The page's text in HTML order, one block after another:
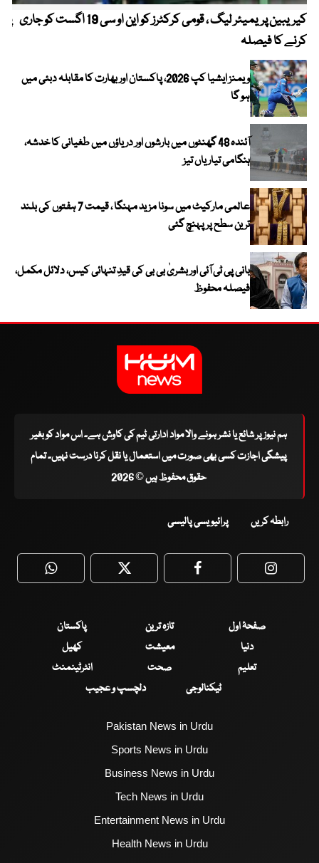
کیریبین پریمیئر لیگ ، قومی کرکٹرز کو این او سی 19 اگست کو جاری
کرنے کا فیصلہ
ویمنز ایشیا کپ 2026، پاکستان اور بھارت کا مقابلہ دبئی میں
ہو گا
آئندہ 48 گھنٹوں میں بارشوں اور دریاؤں میں طغیانی کا خدشہ،
ہنگامی تیاریاں تیز
عالمی مارکیٹ میں سونا مزید مہنگا ، قیمت 7 ہفتوں کی بلند
ترین سطح پر پہنچ گئی
بانی پی ٹی آئی اور بشریٰ بی بی کی قیدِ تنہائی کیس، دلائل مکمل،
فیصلہ محفوظ
ہم نیوز پر شائع یا نشر ہونے والا مواد ادارتی ٹیم کی کاوش ہے۔ اس مواد کو بغیر
پیشگی اجازت کسی بھی صورت میں استعمال یا نقل کرنا درست نہیں۔ تمام
حقوق محفوظ ہیں © 2026
رابطہ کریں پرائیویسی پالیسی
WhatsApp Twitter Facebook
صفحۂ اول تازہ ترین
پاکستان
دنیا
معیشت
کھیل
تعلیم
صحت
انٹرٹینمنٹ
ٹیکنالوجی
دلچسپ و عجیب
Pakistan News in Urdu
Sports News in Urdu
Business News in Urdu
Tech News in Urdu
Entertainment News in Urdu
Health News in Urdu